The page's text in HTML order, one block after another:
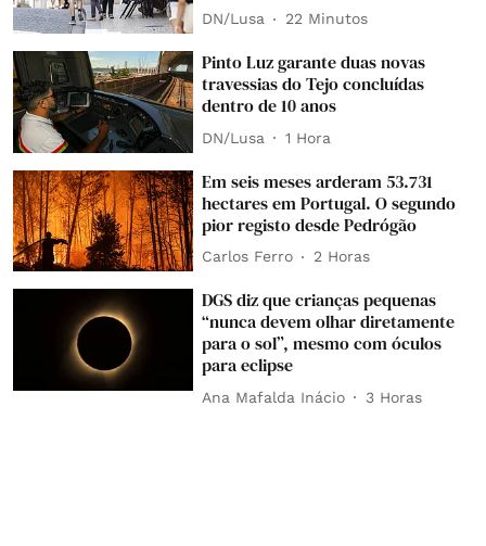
DN/Lusa 22 Minutos
Pinto Luz garante duas novas
travessias do Tejo concluídas
dentro de 10 anos
DN/Lusa 1 Hora
Em seis meses arderam 53.731
hectares em Portugal. O segundo
pior registo desde Pedrógão
Carlos Ferro 2 Horas
DGS diz que crianças pequenas
“nunca devem olhar diretamente
para o sol”, mesmo com óculos
para eclipse
Ana Mafalda Inácio 3 Horas